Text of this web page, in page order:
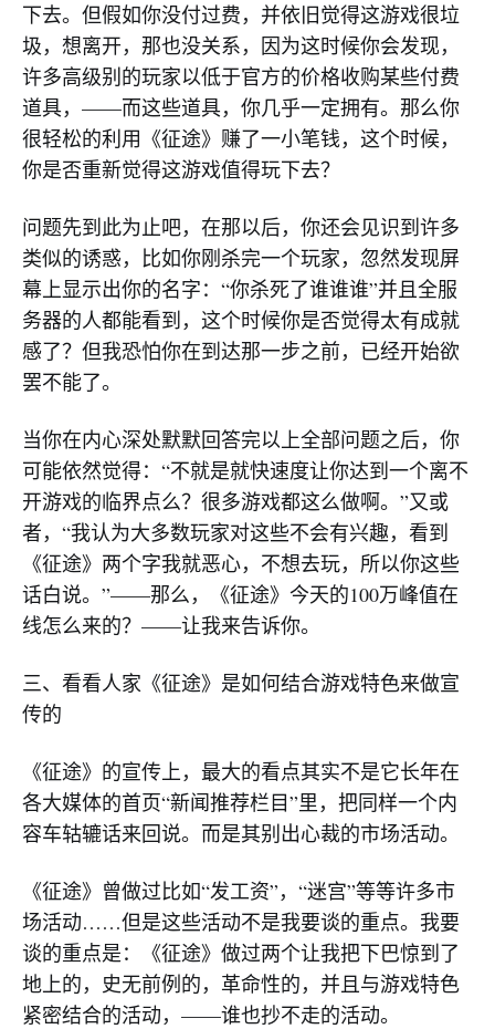
下去。但假如你没付过费，并依旧觉得这游戏很垃
圾，想离开，那也没关系，因为这时候你会发现，
许多高级别的玩家以低于官方的价格收购某些付费
道具，——而这些道具，你几乎一定拥有。那么你
很轻松的利用《征途》赚了一小笔钱，这个时候，
你是否重新觉得这游戏值得玩下去？
问题先到此为止吧，在那以后，你还会见识到许多
类似的诱惑，比如你刚杀完一个玩家，忽然发现屏
幕上显示出你的名字：“你杀死了谁谁谁”并且全服
务器的人都能看到，这个时候你是否觉得太有成就
感了？但我恐怕你在到达那一步之前，已经开始欲
罢不能了。
当你在内心深处默默回答完以上全部问题之后，你
可能依然觉得：“不就是就快速度让你达到一个离不
开游戏的临界点么？很多游戏都这么做啊。”又或
者，“我认为大多数玩家对这些不会有兴趣，看到
《征途》两个字我就恶心，不想去玩，所以你这些
话白说。”——那么，《征途》今天的100万峰值在
线怎么来的？——让我来告诉你。
三、看看人家《征途》是如何结合游戏特色来做宣
传的
《征途》的宣传上，最大的看点其实不是它长年在
各大媒体的首页“新闻推荐栏目”里，把同样一个内
容车轱辘话来回说。而是其别出心裁的市场活动。
《征途》曾做过比如“发工资”，“迷宫”等等许多市
场活动……但是这些活动不是我要谈的重点。我要
谈的重点是：《征途》做过两个让我把下巴惊到了
地上的，史无前例的，革命性的，并且与游戏特色
紧密结合的活动，——谁也抄不走的活动。